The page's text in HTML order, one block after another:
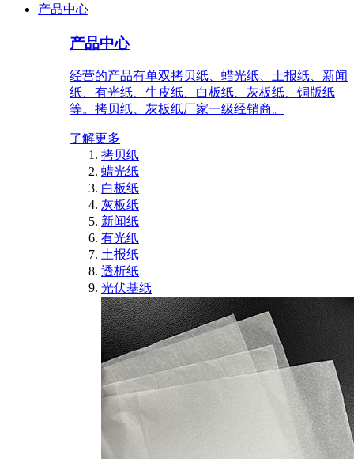
产品中心
产品中心
经营的产品有单双拷贝纸、蜡光纸、土报纸、新闻
纸、有光纸、牛皮纸、白板纸、灰板纸、铜版纸
等。拷贝纸、灰板纸厂家一级经销商。
了解更多
拷贝纸
蜡光纸
白板纸
灰板纸
新闻纸
有光纸
土报纸
透析纸
光伏基纸